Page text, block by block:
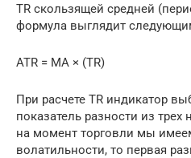
TR скользящей средней
формула выглядит
ATR = MA × (TR)
При расчете TR индикатор
показатель разности из
на момент торговли мы
волатильности, то первая